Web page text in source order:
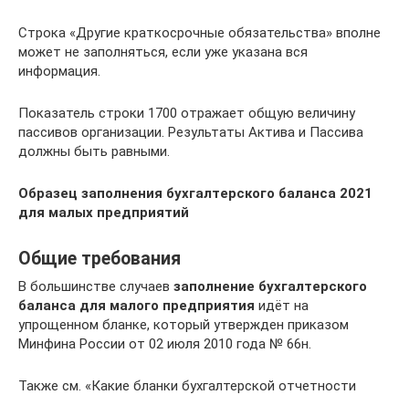
Строка «Другие краткосрочные обязательства» вполне
может не заполняться, если уже указана вся
информация.
Показатель строки 1700 отражает общую величину
пассивов организации. Результаты Актива и Пассива
должны быть равными.
Образец заполнения бухгалтерского баланса 2021
для малых предприятий
Общие требования
В большинстве случаев заполнение бухгалтерского
баланса для малого предприятия идёт на
упрощенном бланке, который утвержден приказом
Минфина России от 02 июля 2010 года № 66н.
Также см. «Какие бланки бухгалтерской отчетности